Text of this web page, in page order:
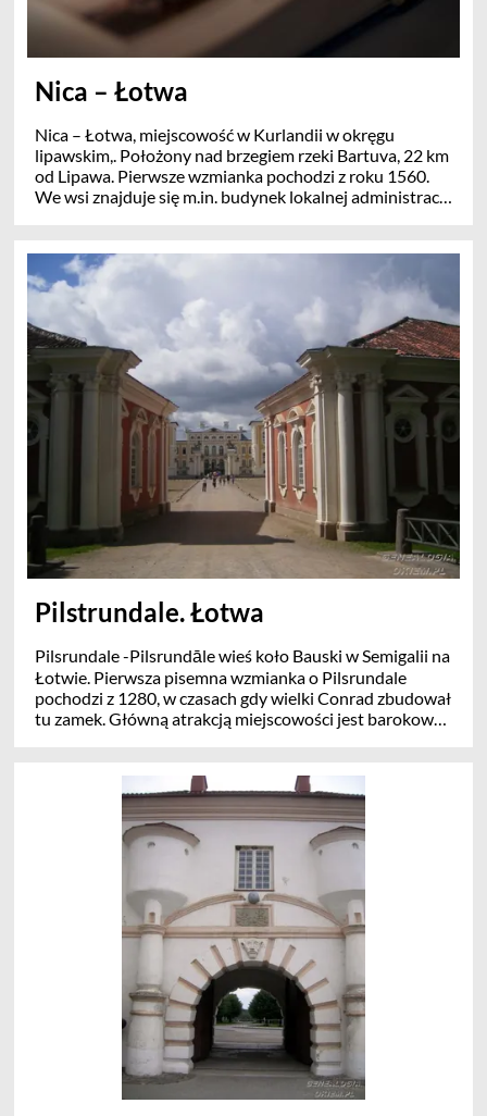
Nica – Łotwa
Nica – Łotwa, miejscowość w Kurlandii w okręgu
lipawskim,. Położony nad brzegiem rzeki Bartuva, 22 km
od Lipawa. Pierwsze wzmianka pochodzi z roku 1560.
We wsi znajduje się m.in. budynek lokalnej administracji
wyznan..
Misja została założona w 2009 roku w celu zapewnienia
opieki duszpasterskiej katolickim i luterańskim wiernym
Pilstrundale. Łotwa
Pilsrundale -Pilsrundāle wieś koło Bauski w Semigalii na
Łotwie. Pierwsza pisemna wzmianka o Pilsrundale
pochodzi z 1280, w czasach gdy wielki Conrad zbudował
tu zamek. Główną atrakcją miejscowości jest barokowy
i Semgallia Birona. Po III rozbiorze Polski Katarzyna II
podarowała go ks. Zubowowi. Po jego śmierci pałac
odziedziczyła Tekla Walentynowicz, powtórnie zamężna
z ks. Szuwałowem.W rękach rodziny Szuwałowów -
Pilsrundāle pozostało do 1917 roku. Po I wojnie
światowej przejęło go państwo łotewskie.Pałac Rundale
rewitalizowany po 1991 roku jest jedną z piękniejszych
rezydencji na Łotwie. Tu odbywają się uroczystości
panstwowe i tutaj podejmowani są dostojnicy